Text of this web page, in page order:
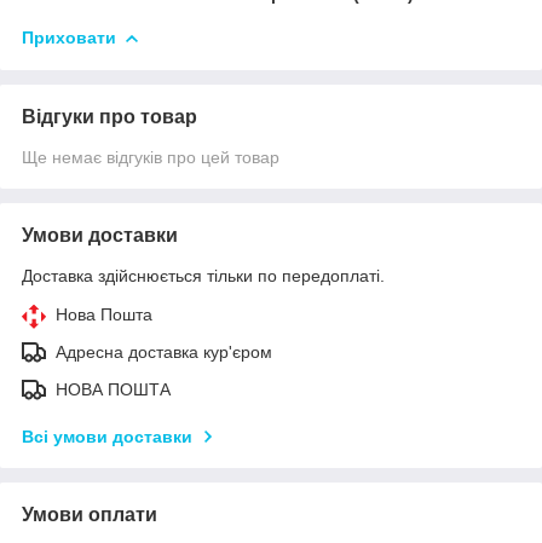
Приховати
Відгуки про товар
Ще немає відгуків про цей товар
Умови доставки
Доставка здійснюється тільки по передоплаті.
Нова Пошта
Адресна доставка кур'єром
НОВА ПОШТА
Всі умови доставки
Умови оплати